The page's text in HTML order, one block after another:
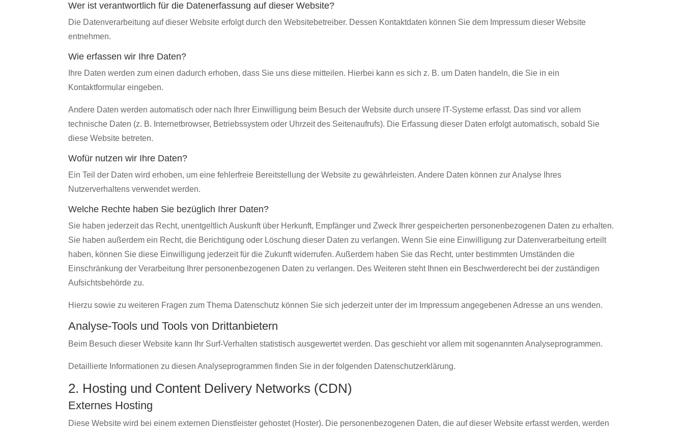
Wer ist verantwortlich für die Datenerfassung auf dieser Website?
Die Datenverarbeitung auf dieser Website erfolgt durch den Websitebetreiber. Dessen Kontaktdaten können Sie dem Impressum dieser Website
entnehmen.
Wie erfassen wir Ihre Daten?
Ihre Daten werden zum einen dadurch erhoben, dass Sie uns diese mitteilen. Hierbei kann es sich z. B. um Daten handeln, die Sie in ein
Kontaktformular eingeben.
Andere Daten werden automatisch oder nach Ihrer Einwilligung beim Besuch der Website durch unsere IT-Systeme erfasst. Das sind vor allem
technische Daten (z. B. Internetbrowser, Betriebssystem oder Uhrzeit des Seitenaufrufs). Die Erfassung dieser Daten erfolgt automatisch, sobald Sie
diese Website betreten.
Wofür nutzen wir Ihre Daten?
Ein Teil der Daten wird erhoben, um eine fehlerfreie Bereitstellung der Website zu gewährleisten. Andere Daten können zur Analyse Ihres
Nutzerverhaltens verwendet werden.
Welche Rechte haben Sie bezüglich Ihrer Daten?
Sie haben jederzeit das Recht, unentgeltlich Auskunft über Herkunft, Empfänger und Zweck Ihrer gespeicherten personenbezogenen Daten zu erhalten.
Sie haben außerdem ein Recht, die Berichtigung oder Löschung dieser Daten zu verlangen. Wenn Sie eine Einwilligung zur Datenverarbeitung erteilt
haben, können Sie diese Einwilligung jederzeit für die Zukunft widerrufen. Außerdem haben Sie das Recht, unter bestimmten Umständen die
Einschränkung der Verarbeitung Ihrer personenbezogenen Daten zu verlangen. Des Weiteren steht Ihnen ein Beschwerderecht bei der zuständigen
Aufsichtsbehörde zu.
Hierzu sowie zu weiteren Fragen zum Thema Datenschutz können Sie sich jederzeit unter der im Impressum angegebenen Adresse an uns wenden.
Analyse-Tools und Tools von Dritt­anbietern
Beim Besuch dieser Website kann Ihr Surf-Verhalten statistisch ausgewertet werden. Das geschieht vor allem mit sogenannten Analyseprogrammen.
Detaillierte Informationen zu diesen Analyseprogrammen finden Sie in der folgenden Datenschutzerklärung.
2. Hosting und Content Delivery Networks (CDN)
Externes Hosting
Diese Website wird bei einem externen Dienstleister gehostet (Hoster). Die personenbezogenen Daten, die auf dieser Website erfasst werden, werden